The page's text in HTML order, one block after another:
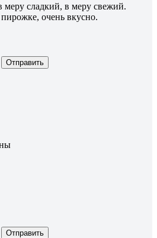
меру сладкий, в меру свежий.
очень вкусно.
Отправить
Отправить